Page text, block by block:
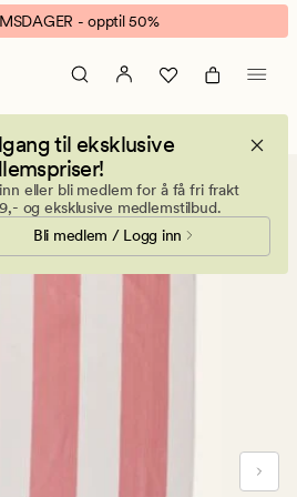
- opptil 50%
til eksklusive
eller bli medlem for å få fri frakt
og eksklusive medlemstilbud.
Bli medlem / Logg inn
Strandhåndklær